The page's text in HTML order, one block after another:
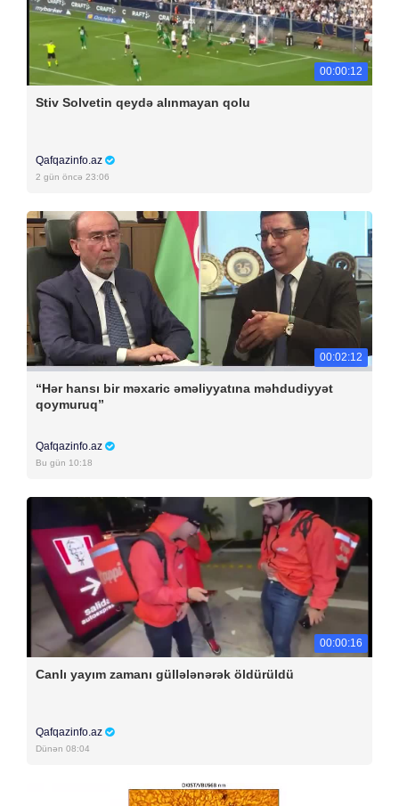
00:00:12
Stiv Solvetin qeydə alınmayan qolu
Qafqazinfo.az
2 gün öncə 23:06
00:02:12
“Hər hansı bir məxaric əməliyyatına məhdudiyyət
qoymuruq”
Qafqazinfo.az
Bu gün 10:18
00:00:16
Canlı yayım zamanı güllələnərək öldürüldü
Qafqazinfo.az
Dünən 08:04